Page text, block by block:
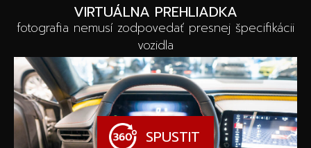
VIRTUÁLNA PREHLIADKA
fotografia nemusí zodpovedať presnej špecifikácii
vozidla
SPUSTIT